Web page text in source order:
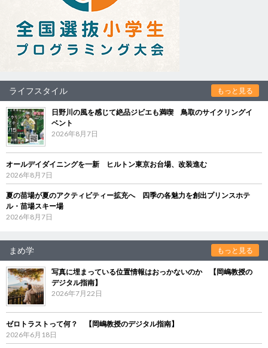
ライフスタイル もっと見る
日野川の風を感じて絶品ジビエも満喫 鳥取のサイクリングイ
ベント
2026年8月7日
オールデイダイニングを一新 ヒルトン東京お台場、改装進む
2026年8月7日
夏の苗場が夏のアクティビティー拡充へ 四季の各魅力を創出プリンスホテ
ル・苗場スキー場
2026年8月7日
まめ学 もっと見る
写真に埋まっている位置情報はおっかないのか 【岡嶋教授の
デジタル指南】
2026年7月22日
ゼロトラストって何？ 【岡嶋教授のデジタル指南】
2026年6月18日